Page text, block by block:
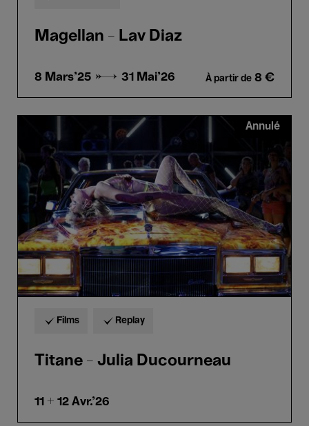
Magellan - Lav Diaz
8 Mars'25 → 31 Mai'26 À partir de 8 €
Julia
Ducourneau
Annulé
Films Replay
Titane - Julia Ducourneau
11 + 12 Avr.'26